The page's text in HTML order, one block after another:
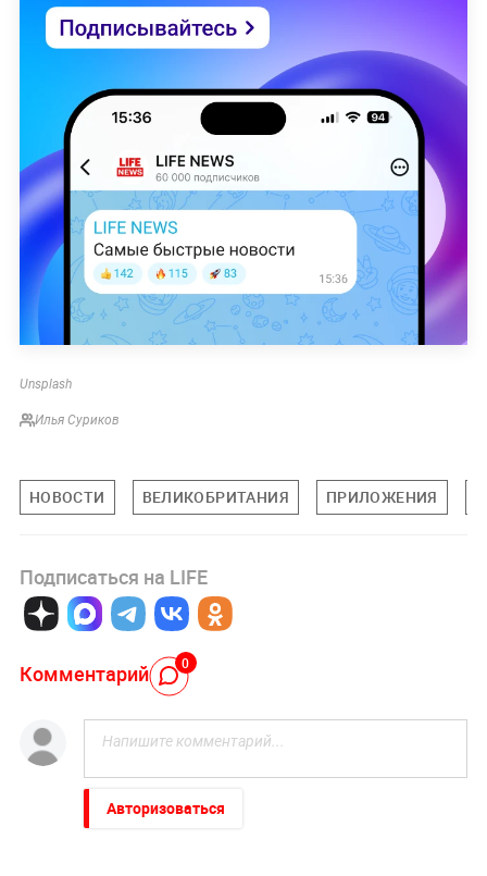
Unsplash
Илья Суриков
НОВОСТИ ВЕЛИКОБРИТАНИЯ ПРИЛОЖЕНИЯ
Подписаться на LIFE
Комментарий 0
Авторизоваться